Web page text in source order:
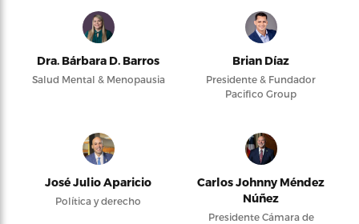
Dra. Bárbara D. Barros
Salud Mental & Menopausia
Brian Díaz
Presidente & Fundador
Pacifico Group
José Julio Aparicio
Política y derecho
Carlos Johnny Méndez
Núñez
Presidente Cámara de